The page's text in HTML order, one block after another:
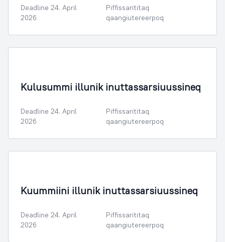
Deadline 24. April
2026
Piffissarititaq
qaangiutereerpoq
Kulusummi illunik inuttassarsiuussineq
Deadline 24. April
2026
Piffissarititaq
qaangiutereerpoq
Kuummiini illunik inuttassarsiuussineq
Deadline 24. April
2026
Piffissarititaq
qaangiutereerpoq